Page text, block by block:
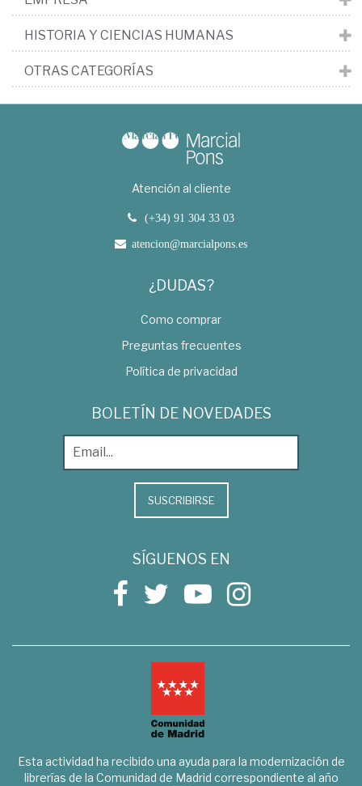
HISTORIA Y CIENCIAS HUMANAS
OTRAS CATEGORÍAS
Atención al cliente
(+34) 91 304 33 03
atencion@marcialpons.es
¿DUDAS?
Como comprar
Preguntas frecuentes
Política de privacidad
BOLETÍN DE NOVEDADES
SUSCRIBIRSE
SÍGUENOS EN
Esta actividad ha recibido una ayuda para la modernización de
librerías de la Comunidad de Madrid correspondiente al año